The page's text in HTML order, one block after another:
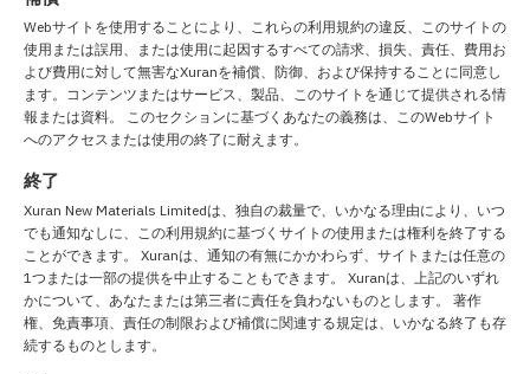
Webサイトを使用することにより、これらの利用規約の違反、このサイトの
使用または誤用、または使用に起因するすべての請求、損失、責任、費用お
よび費用に対して無害なXuranを補償、防御、および保持することに同意し
ます。コンテンツまたはサービス、製品、このサイトを通じて提供される情
報または資料。 このセクションに基づくあなたの義務は、このWebサイト
へのアクセスまたは使用の終了に耐えます。
終了
Xuran New Materials Limitedは、独自の裁量で、いかなる理由により、いつ
でも通知なしに、この利用規約に基づくサイトの使用または権利を終了する
ことができます。 Xuranは、通知の有無にかかわらず、サイトまたは任意の
1つまたは一部の提供を中止することもできます。 Xuranは、上記のいずれ
かについて、あなたまたは第三者に責任を負わないものとします。 著作
権、免責事項、責任の制限および補償に関連する規定は、いかなる終了も存
続するものとします。